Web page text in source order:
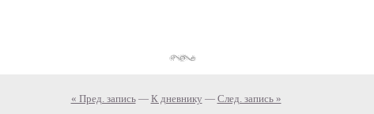
« Пред. запись— К дневнику — След. запись »